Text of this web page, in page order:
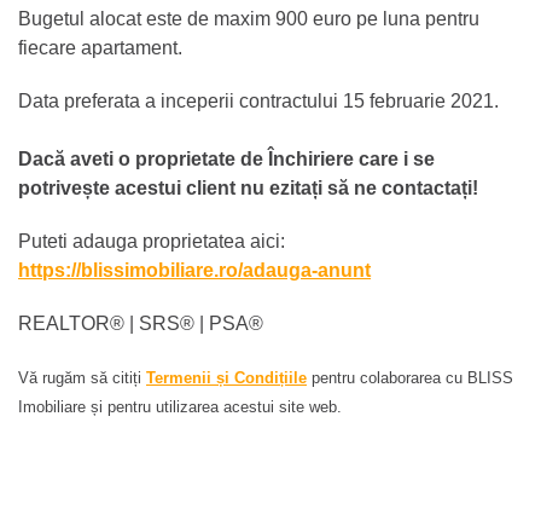
Bugetul alocat este de maxim 900 euro pe luna pentru
fiecare apartament.
Data preferata a inceperii contractului 15 februarie 2021.
Dacă aveti o proprietate de Închiriere care i se
potrivește acestui client nu ezitați să ne contactați!
Puteti adauga proprietatea aici:
https://blissimobiliare.ro/adauga-anunt
REALTOR®️ | SRS®️ | PSA®️
Vă rugăm să citiți Termenii și Condițiile pentru colaborarea cu BLISS
Imobiliare și pentru utilizarea acestui site web.